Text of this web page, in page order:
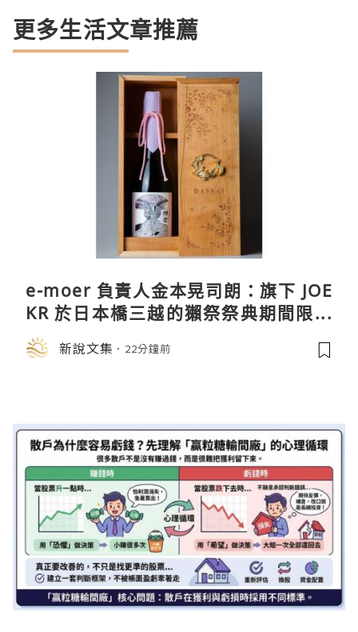
更多生活文章推薦
e-moer 負責人金本晃司朗：旗下 JOE
KR 於日本橋三越的獺祭祭典期間限定
店中，與日伸貴金属的東京銀器工匠一
同參展新說文集 22分鐘前